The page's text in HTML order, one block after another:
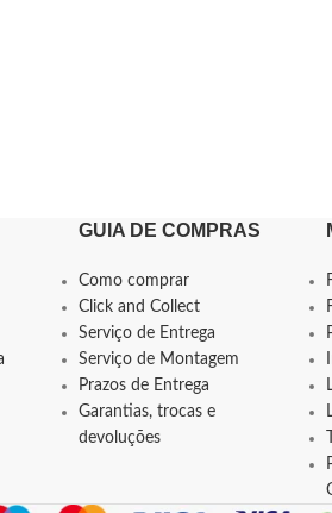
GUIA DE COMPRAS
Como comprar
Click and Collect
Serviço de Entrega
Serviço de Montagem
Prazos de Entrega
Garantias, trocas e
devoluções